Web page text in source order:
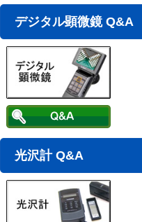
デジタル顕微鏡 Q&A
光沢計 Q&A